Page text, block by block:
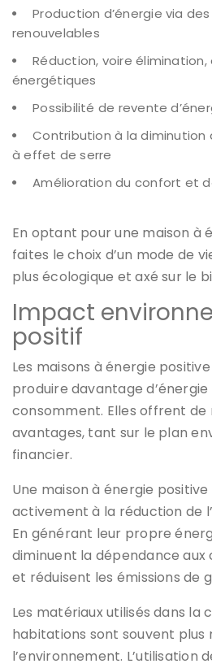
Production d’énergie via
renouvelables
Réduction, voire
énergétiques
Possibilité de revente
Contribution à la diminution
à effet de serre
Amélioration du confort et
En optant pour une maison à
faites le choix d’un mode de
plus écologique et axé sur le
Impact
positif
Les maisons à énergie
produire davantage d’énergie
consomment. Elles offrent de
avantages, tant sur le plan
financier.
Une maison à énergie
activement à la réduction de
En générant leur propre
diminuent la dépendance aux
et réduisent les émissions de
Les matériaux utilisés dans la
habitations sont souvent plus
l’environnement. L’utilisation